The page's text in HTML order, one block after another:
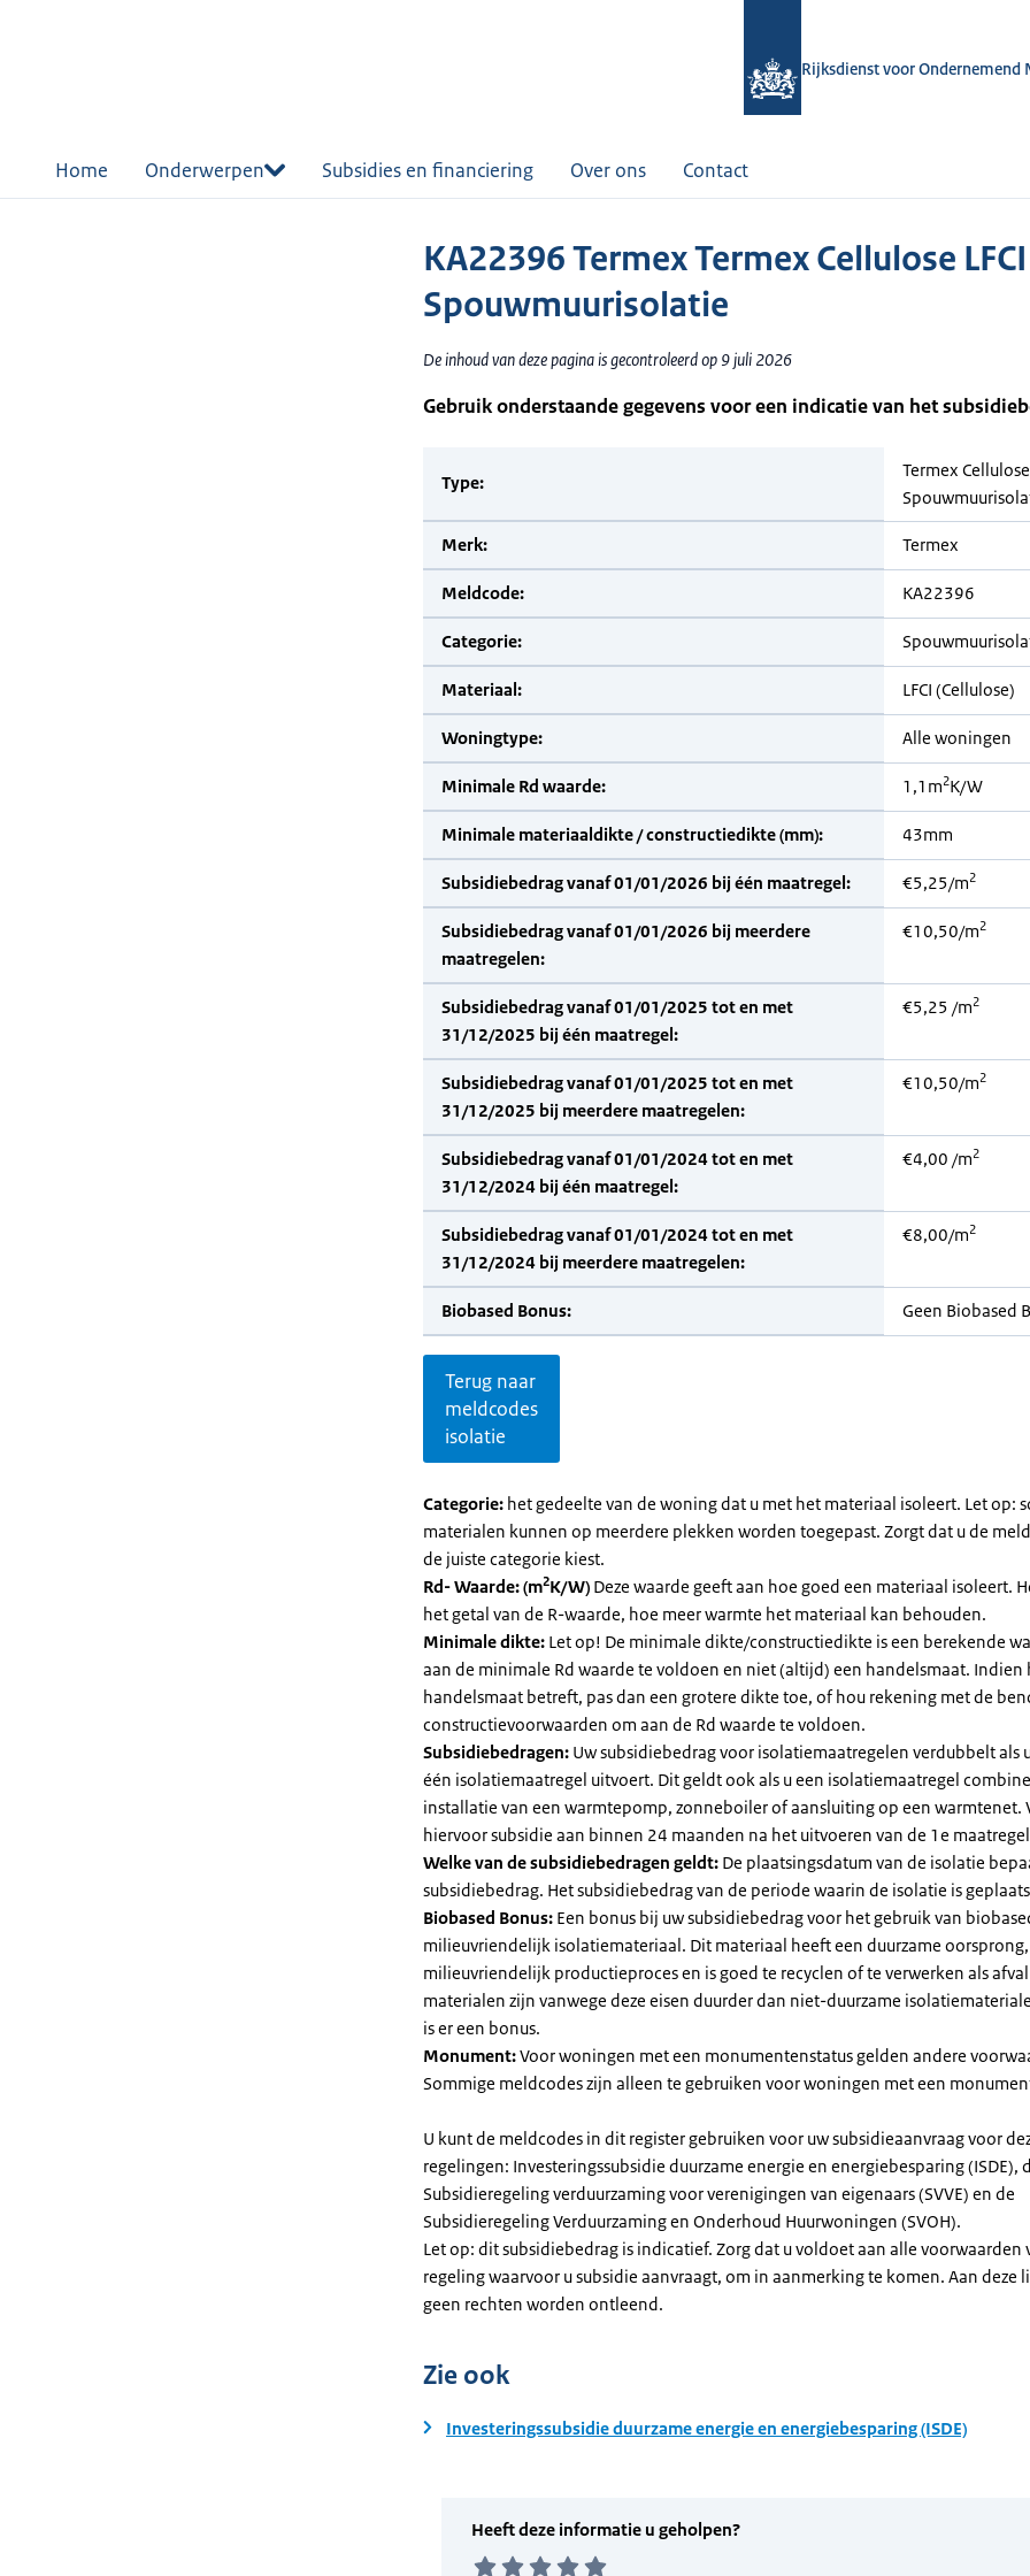
Rijksdienst voor Ondernemend
Home Onderwerpen Subsidies en financiering Over ons Contact
KA22396 Termex Termex Cellulose
Spouwmuurisolatie
De inhoud van deze pagina is gecontroleerd op 9 juli 2026
Gebruik onderstaande gegevens voor een indicatie van het
Type:
Termex Cellulose
Merk: Termex
Meldcode: KA22396
Categorie:
Materiaal: LFCI (Cellulose)
Woningtype: Alle woningen
Minimale Rd waarde: 1,1m2K/W
Minimale materiaaldikte / constructiedikte (mm): 43mm
Subsidiebedrag vanaf 01/01/2026 bij één maatregel: €5,25/m2
Subsidiebedrag vanaf 01/01/2026 bij meerdere
maatregelen:
€10,50/m2
Subsidiebedrag vanaf 01/01/2025 tot en met
31/12/2025 bij één maatregel:
€5,25 /m2
Subsidiebedrag vanaf 01/01/2025 tot en met
31/12/2025 bij meerdere maatregelen:
€10,50/m2
Subsidiebedrag vanaf 01/01/2024 tot en met
31/12/2024 bij één maatregel:
€4,00 /m2
Subsidiebedrag vanaf 01/01/2024 tot en met
31/12/2024 bij meerdere maatregelen:
€8,00/m2
Biobased Bonus: Geen Biobased
Terug naar
meldcodes
isolatie
Categorie: het gedeelte van de woning dat u met het materiaal isoleert. Let op:
materialen kunnen op meerdere plekken worden toegepast. Zorgt dat u de
de juiste categorie kiest.
Rd- Waarde: (m2K/W) Deze waarde geeft aan hoe goed een materiaal isoleert.
het getal van de R-waarde, hoe meer warmte het materiaal kan behouden.
Minimale dikte: Let op! De minimale dikte/constructiedikte is een berekende
aan de minimale Rd waarde te voldoen en niet (altijd) een handelsmaat. Indien
handelsmaat betreft, pas dan een grotere dikte toe, of hou rekening met de
constructievoorwaarden om aan de Rd waarde te voldoen.
Subsidiebedragen: Uw subsidiebedrag voor isolatiemaatregelen verdubbelt als
één isolatiemaatregel uitvoert. Dit geldt ook als u een isolatiemaatregel
installatie van een warmtepomp, zonneboiler of aansluiting op een warmtenet.
hiervoor subsidie aan binnen 24 maanden na het uitvoeren van de 1e
Welke van de subsidiebedragen geldt: De plaatsingsdatum van de isolatie
subsidiebedrag. Het subsidiebedrag van de periode waarin de isolatie is
Biobased Bonus: Een bonus bij uw subsidiebedrag voor het gebruik van
milieuvriendelijk isolatiemateriaal. Dit materiaal heeft een duurzame oorsprong,
milieuvriendelijk productieproces en is goed te recyclen of te verwerken als
materialen zijn vanwege deze eisen duurder dan niet-duurzame
is er een bonus.
Monument:Voor woningen met een monumentenstatus gelden andere
Sommige meldcodes zijn alleen te gebruiken voor woningen met een
U kunt de meldcodes in dit register gebruiken voor uw subsidieaanvraag voor
regelingen: Investeringssubsidie duurzame energie en energiebesparing (ISDE),
Subsidieregeling verduurzaming voor verenigingen van eigenaars (SVVE) en de
Subsidieregeling Verduurzaming en Onderhoud Huurwoningen (SVOH).
Let op: dit subsidiebedrag is indicatief. Zorg dat u voldoet aan alle voorwaarden
regeling waarvoor u subsidie aanvraagt, om in aanmerking te komen. Aan deze
geen rechten worden ontleend.
Zie ook
Investeringssubsidie duurzame energie en energiebesparing (ISDE)